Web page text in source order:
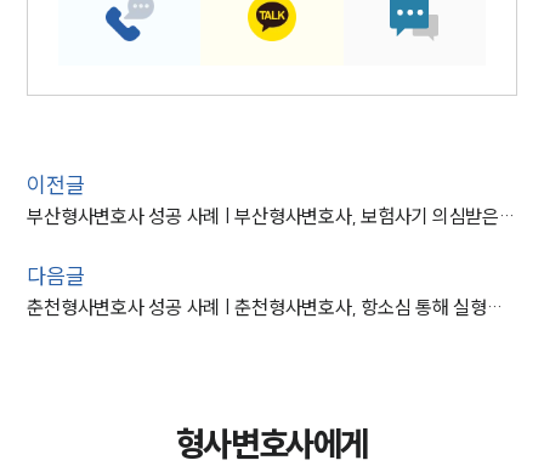
이전글
부산형사변호사 성공 사례 | 부산형사변호사, 보험사기 의심받은 의뢰인 억울함 입증 성공
다음글
춘천형사변호사 성공 사례 | 춘천형사변호사, 항소심 통해 실형에서 감형 성공
형사변호사에게